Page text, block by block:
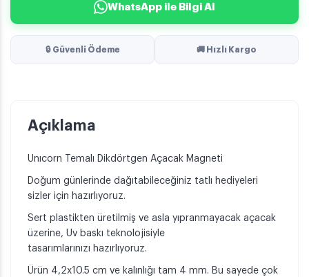
WhatsApp ile Bilgi Al
🔒 Güvenli Ödeme 🚚 Hızlı Kargo
Açıklama
Unıcorn Temalı Dikdörtgen Açacak Magneti
Doğum günlerinde dağıtabileceğiniz tatlı hediyeleri
sizler için hazırlıyoruz.
Sert plastikten üretilmiş ve asla yıpranmayacak açacak
üzerine, Uv baskı teknolojisiyle
tasarımlarınızı hazırlıyoruz.
Ürün 4,2x10.5 cm ve kalınlığı tam 4 mm. Bu sayede çok